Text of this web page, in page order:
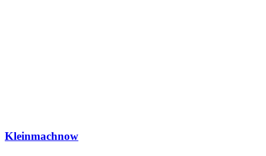
Kleinmachnow